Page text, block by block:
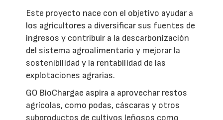
Este proyecto nace con el objetivo ayudar a
los agricultores a diversificar sus fuentes de
ingresos y contribuir a la descarbonización
del sistema agroalimentario y mejorar la
sostenibilidad y la rentabilidad de las
explotaciones agrarias.
GO BioChargae aspira a aprovechar restos
agrícolas, como podas, cáscaras y otros
subproductos de cultivos leñosos como